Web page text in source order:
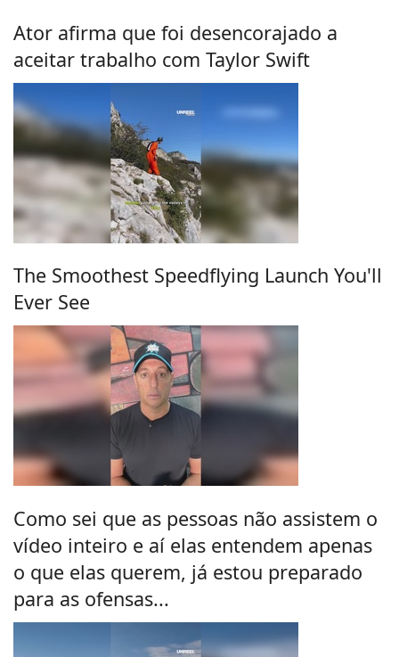
Ator afirma que foi desencorajado a
aceitar trabalho com Taylor Swift
The Smoothest Speedflying Launch You'll
Ever See
Como sei que as pessoas não assistem o
vídeo inteiro e aí elas entendem apenas
o que elas querem, já estou preparado
para as ofensas...